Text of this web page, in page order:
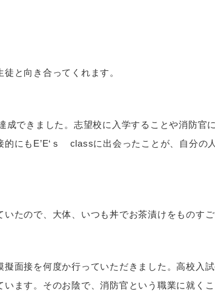
と向き合ってくれます。
できました。志望校に入学することや消防官
にもE’E‘ｓ classに出会ったことが、自分の
たので、大体、いつも丼でお茶漬けをものす
面接を何度か行っていただきました。高校入
ます。そのお陰で、消防官という職業に就く